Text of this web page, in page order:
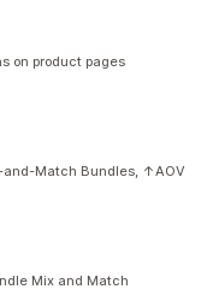
on product pages
and-Match Bundles, ↑AOV
Mix and Match